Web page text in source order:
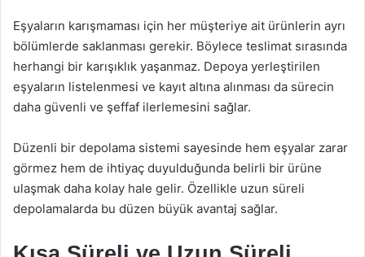
Eşyaların karışmaması için her müşteriye ait ürünlerin ayrı
bölümlerde saklanması gerekir. Böylece teslimat sırasında
herhangi bir karışıklık yaşanmaz. Depoya yerleştirilen
eşyaların listelenmesi ve kayıt altına alınması da sürecin
daha güvenli ve şeffaf ilerlemesini sağlar.
Düzenli bir depolama sistemi sayesinde hem eşyalar zarar
görmez hem de ihtiyaç duyulduğunda belirli bir ürüne
ulaşmak daha kolay hale gelir. Özellikle uzun süreli
depolamalarda bu düzen büyük avantaj sağlar.